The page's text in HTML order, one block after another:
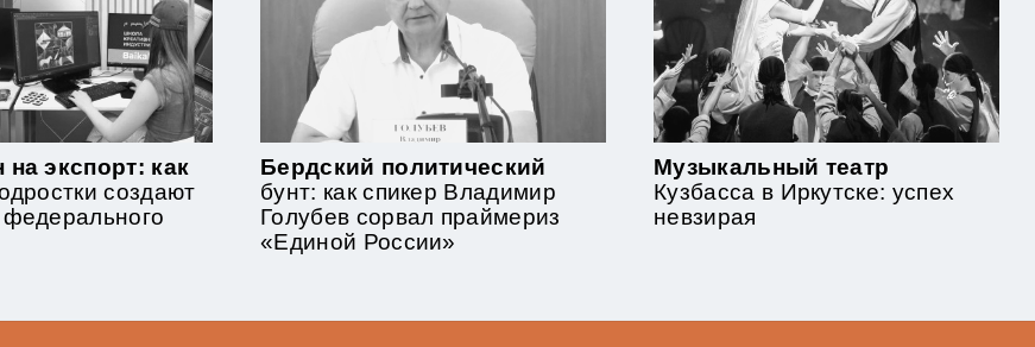
на экспорт: как
создают
Бердский политический
бунт: как спикер Владимир
Голубев сорвал праймериз
«Единой России»
Музыкальный театр
Кузбасса в Иркутске: успех
невзирая